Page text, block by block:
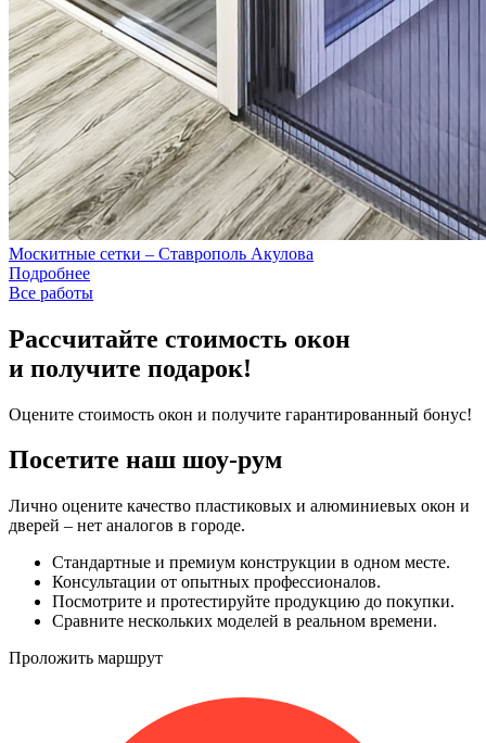
Москитные сетки – Ставрополь Акулова
Подробнее
Все работы
Рассчитайте стоимость окон
и получите подарок!
Оцените стоимость окон и получите гарантированный бонус!
Посетите наш шоу-рум
Лично оцените качество пластиковых и алюминиевых окон и
дверей – нет аналогов в городе.
Стандартные и премиум конструкции в одном месте.
Консультации от опытных профессионалов.
Посмотрите и протестируйте продукцию до покупки.
Сравните нескольких моделей в реальном времени.
Проложить маршрут